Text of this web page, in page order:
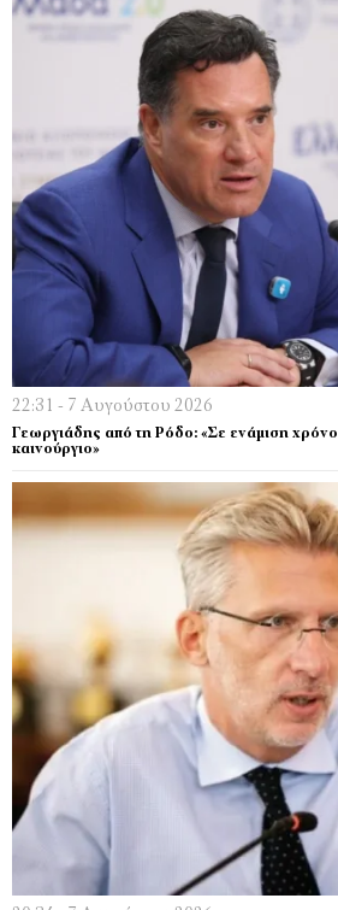
22:31 - 7 Αυγούστου 2026
Γεωργιάδης από τη Ρόδο: «Σε ενάμιση χρόνο
καινούργιο»